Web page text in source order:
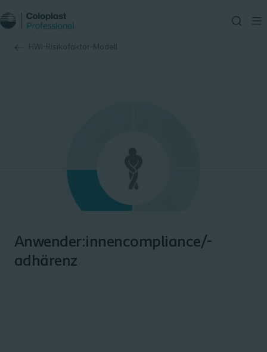
HWI-Risikofaktor-Modell
Anwender:innencompliance/-
adhärenz